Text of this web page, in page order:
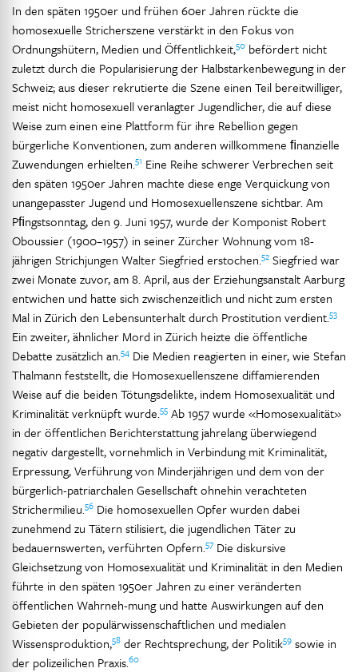
In den späten 1950er und frühen 60er Jahren rückte die
homosexuelle Stricherszene verstärkt in den Fokus von
Ordnungshütern, Medien und Öffentlichkeit,50 befördert nicht
zuletzt durch die Popularisierung der Halbstarkenbewegung in der
Schweiz; aus dieser rekrutierte die Szene einen Teil bereitwilliger,
meist nicht homosexuell veranlagter Jugendlicher, die auf diese
Weise zum einen eine Plattform für ihre Rebellion gegen
bürgerliche Konventionen, zum anderen willkommene ﬁnanzielle
Zuwendungen erhielten.51 Eine Reihe schwerer Verbrechen seit
den späten 1950er Jahren machte diese enge Verquickung von
unangepasster Jugend und Homosexuellenszene sichtbar. Am
Pﬁngstsonntag, den 9. Juni 1957, wurde der Komponist Robert
Oboussier (1900–1957) in seiner Zürcher Wohnung vom 18-
jährigen Strichjungen Walter Siegfried erstochen.52 Siegfried war
zwei Monate zuvor, am 8. April, aus der Erziehungsanstalt Aarburg
entwichen und hatte sich zwischenzeitlich und nicht zum ersten
Mal in Zürich den Lebensunterhalt durch Prostitution verdient.53
Ein zweiter, ähnlicher Mord in Zürich heizte die öffentliche
Debatte zusätzlich an.54 Die Medien reagierten in einer, wie Stefan
Thalmann feststellt, die Homosexuellenszene diffamierenden
Weise auf die beiden Tötungsdelikte, indem Homosexualität und
Kriminalität verknüpft wurde.55 Ab 1957 wurde «Homosexualität»
in der öffentlichen Berichterstattung jahrelang überwiegend
negativ dargestellt, vornehmlich in Verbindung mit Kriminalität,
Erpressung, Verführung von Minderjährigen und dem von der
bürgerlich-patriarchalen Gesellschaft ohnehin verachteten
Strichermilieu.56 Die homosexuellen Opfer wurden dabei
zunehmend zu Tätern stilisiert, die jugendlichen Täter zu
bedauernswerten, verführten Opfern.57 Die diskursive
Gleichsetzung von Homosexualität und Kriminalität in den Medien
führte in den späten 1950er Jahren zu einer veränderten
öffentlichen Wahrneh-mung und hatte Auswirkungen auf den
Gebieten der populärwissenschaftlichen und medialen
Wissensproduktion,58 der Rechtsprechung, der Politik59 sowie in
der polizeilichen Praxis.60